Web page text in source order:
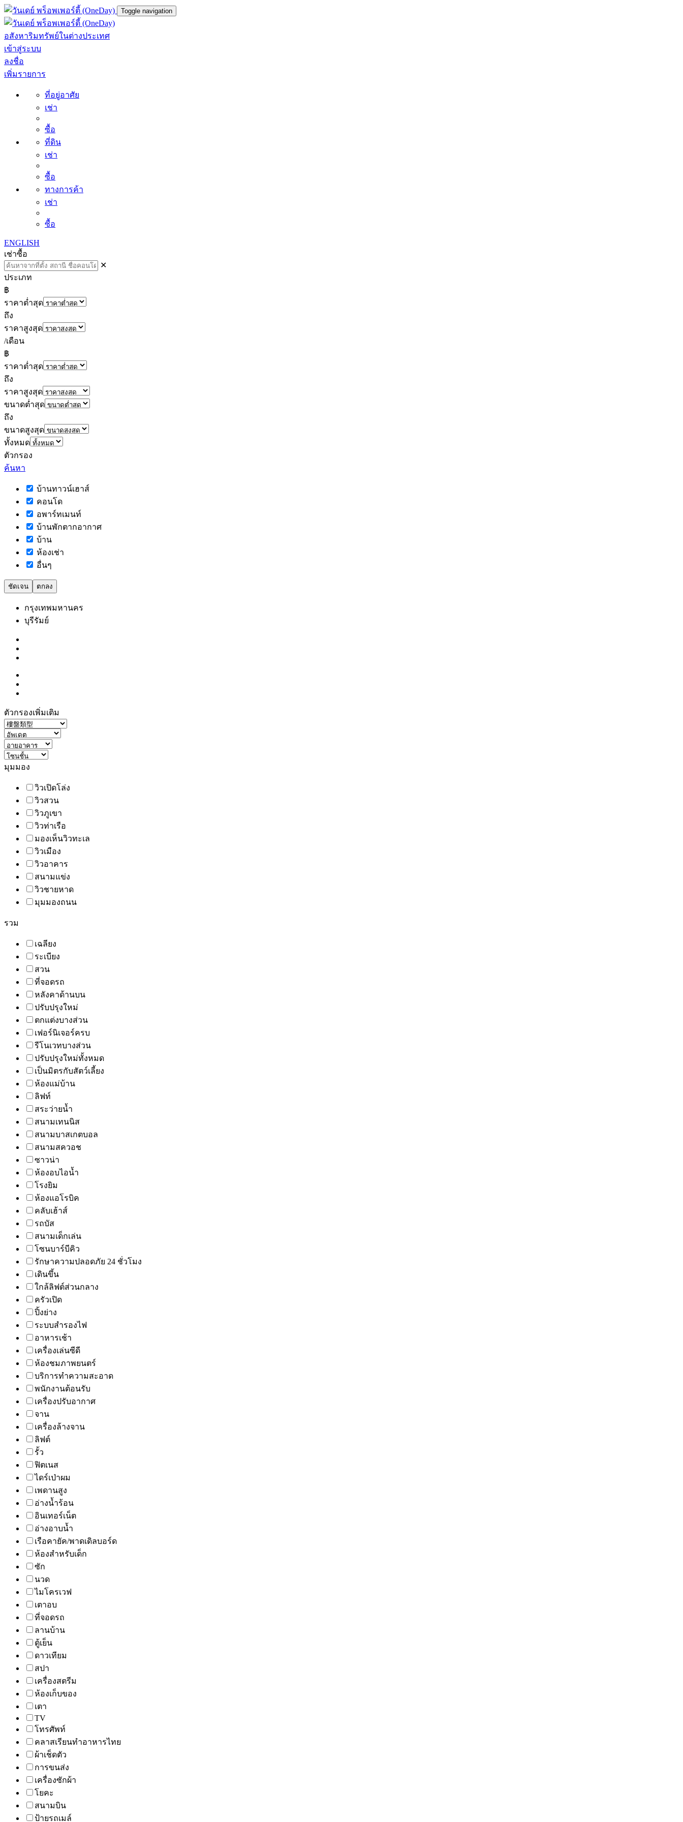
Toggle navigation
อสังหาริมทรัพย์ในต่างประเทศ
เข้าสู่ระบบ
ลงชื่อ
เพิ่มรายการ
ที่อยู่อาศัย
เช่า
ซื้อ
ที่ดิน
เช่า
ซื้อ
ทางการค้า
เช่า
ซื้อ
ENGLISH
เช่าซื้อ
✕
ประเภท
฿
ราคาต่ำสุด
ถึง
ราคาสูงสุด
/เดือน
฿
ราคาต่ำสุด
ถึง
ราคาสูงสุด
ขนาดต่ำสุด
ถึง
ขนาดสูงสุด
ทั้งหมด
ตัวกรอง
ค้นหา
บ้านทาวน์เฮาส์
คอนโด
อพาร์ทเมนท์
บ้านพักตากอากาศ
บ้าน
ห้องเช่า
อื่นๆ
ชัดเจน ตกลง
กรุงเทพมหานคร
บุรีรัมย์
ตัวกรองเพิ่มเติม
มุมมอง
วิวเปิดโล่ง
วิวสวน
วิวภูเขา
วิวท่าเรือ
มองเห็นวิวทะเล
วิวเมือง
วิวอาคาร
สนามแข่ง
วิวชายหาด
มุมมองถนน
รวม
เฉลียง
ระเบียง
สวน
ที่จอดรถ
หลังคาด้านบน
ปรับปรุงใหม่
ตกแต่งบางส่วน
เฟอร์นิเจอร์ครบ
รีโนเวทบางส่วน
ปรับปรุงใหม่ทั้งหมด
เป็นมิตรกับสัตว์เลี้ยง
ห้องแม่บ้าน
ลิฟท์
สระว่ายน้ำ
สนามเทนนิส
สนามบาสเกตบอล
สนามสควอช
ซาวน่า
ห้องอบไอน้ำ
โรงยิม
ห้องแอโรบิค
คลับเฮ้าส์
รถบัส
สนามเด็กเล่น
โซนบาร์บีคิว
รักษาความปลอดภัย 24 ชั่วโมง
เดินขึ้น
ใกล้ลิฟต์ส่วนกลาง
ครัวเปิด
ปิ้งย่าง
ระบบสำรองไฟ
อาหารเช้า
เครื่องเล่นซีดี
ห้องชมภาพยนตร์
บริการทำความสะอาด
พนักงานต้อนรับ
เครื่องปรับอากาศ
จาน
เครื่องล้างจาน
ลิฟต์
รั้ว
ฟิตเนส
ไดร์เป่าผม
เพดานสูง
อ่างน้ำร้อน
อินเทอร์เน็ต
อ่างอาบน้ำ
เรือคายัค/พาดเดิลบอร์ด
ห้องสำหรับเด็ก
ซัก
นวด
ไมโครเวฟ
เตาอบ
ที่จอดรถ
ลานบ้าน
ตู้เย็น
ดาวเทียม
สปา
เครื่องสตรีม
ห้องเก็บของ
เตา
TV
โทรศัพท์
คลาสเรียนทำอาหารไทย
ผ้าเช็ดตัว
การขนส่ง
เครื่องซักผ้า
โยคะ
สนามบิน
ป้ายรถเมล์